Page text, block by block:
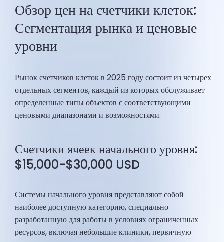
Обзор цен на счетчики клеток:
Сегментация рынка и ценовые
уровни
Рынок счетчиков клеток в 2025 году состоит из четырех
отдельных сегментов, каждый из которых обслуживает
определенные типы объектов с соответствующими
ценовыми диапазонами и возможностями.
Счетчики ячеек начального уровня:
$15,000-$30,000 USD
Системы начального уровня представляют собой
наиболее доступную категорию, специально
разработанную для работы в условиях ограниченных
ресурсов, включая небольшие клиники, первичную